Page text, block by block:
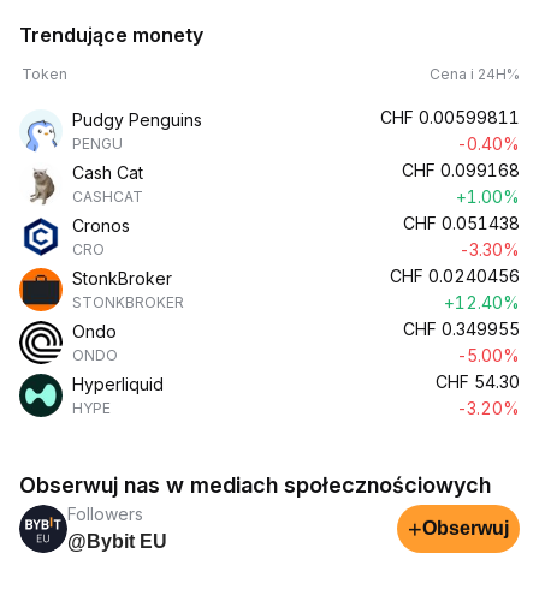
Trendujące monety
Token Cena i 24H%
Pudgy Penguins
PENGU
CHF 0.00599811
-0.40%
Cash Cat
CASHCAT
CHF 0.099168
+1.00%
Cronos
CRO
CHF 0.051438
-3.30%
StonkBroker
STONKBROKER
CHF 0.0240456
+12.40%
Ondo
ONDO
CHF 0.349955
-5.00%
Hyperliquid
HYPE
CHF 54.30
-3.20%
Obserwuj nas w mediach społecznościowych
Followers
@Bybit EU
+Obserwuj